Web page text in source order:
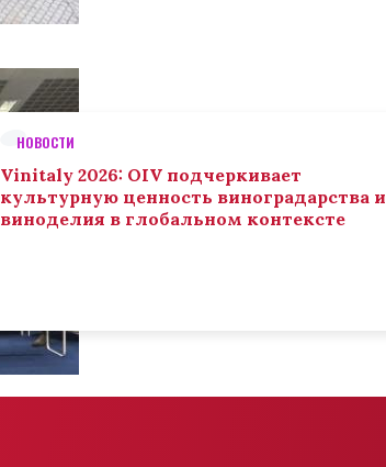
НОВОСТИ
Vinitaly 2026: OIV подчеркивает
культурную ценность виноградарства и
виноделия в глобальном контексте